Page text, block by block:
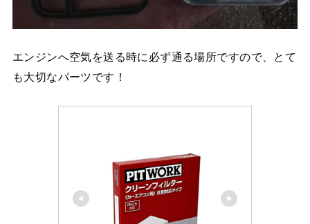
エンジンへ空気を送る時に必ず通る場所ですので、とて
も大切なパーツです！